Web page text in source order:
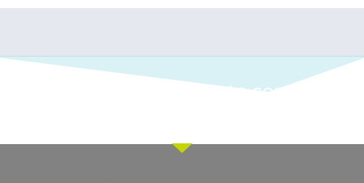
Ponte en contacto con